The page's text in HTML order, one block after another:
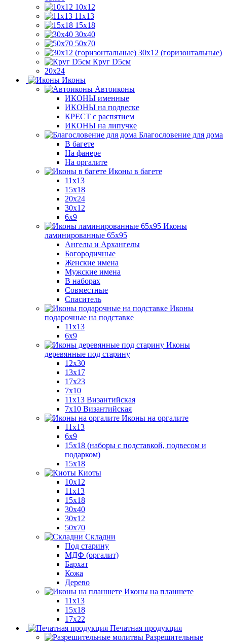
10x12
11х13
15х18
30x40
50x70
30x12 (горизонтальные)
Круг D5см
20х24
Иконы
Автоиконы
ИКОНЫ именные
ИКОНЫ на подвеске
КРЕСТ с распятием
ИКОНЫ на липучке
Благословение для дома
В багете
На фанере
На оргалите
Иконы в багете
11x13
15x18
20x24
30х12
6x9
Иконы
ламинированные 65x95
Ангелы и Архангелы
Богородичные
Женские имена
Мужские имена
В наборах
Совместные
Спаситель
Иконы
подарочные на подставке
11x13
6x9
Иконы
деревянные под старину
12х30
13x17
17x23
7x10
11x13 Византийская
7x10 Византийская
Иконы на оргалите
11x13
6x9
15х18 (наборы с подставкой, подвесом и
подарком)
15x18
Киоты
10x12
11x13
15x18
30x40
30х12
50x70
Складни
Под старину
МДФ (оргалит)
Бархат
Кожа
Дерево
Иконы на планшете
11х13
15х18
17х22
Печатная продукция
Разрешительные